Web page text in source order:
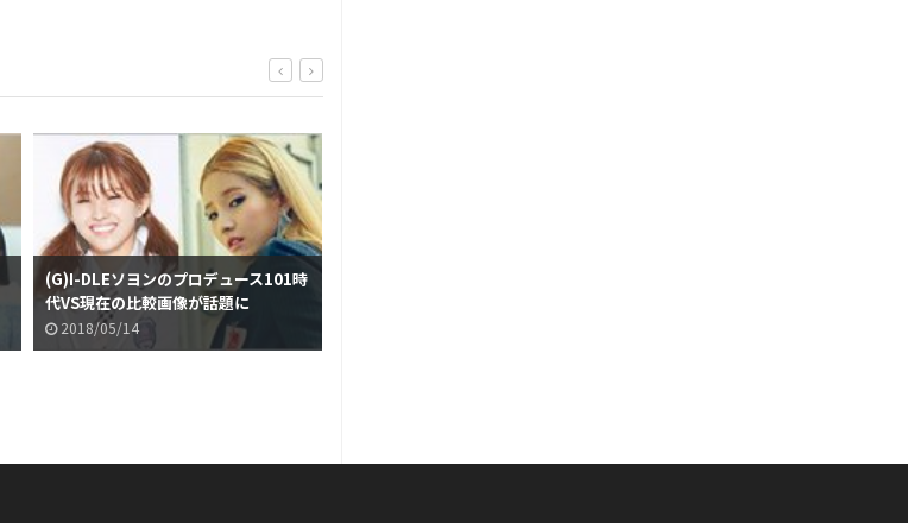
(G)I-DLEソヨンのプロデュース101時
代VS現在の比較画像が話題に
2018/05/14